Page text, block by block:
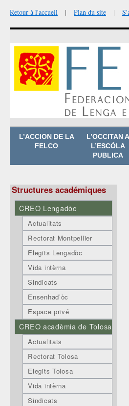
Retour à l'accueil | Plan du site |
AllerL’ACCION DE LA
FELCO
L’OCCITAN A
L’ESCÒLA
PUBLICA
Structures académiques
CREO Lengadòc
Actualitats
Rectorat Montpellier
Elegits Lengadòc
Vida intèrna
Sindicats
Ensenhad’òc
Espace privé
CREO acadèmia de Tolosa
Actualitats
Rectorat Tolosa
Elegits Tolosa
Vida intèrna
Sindicats